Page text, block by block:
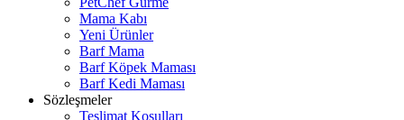
Mama Kabı
Yeni Ürünler
Barf Mama
Barf Köpek Maması
Barf Kedi Maması
Sözleşmeler
Teslimat Koşulları